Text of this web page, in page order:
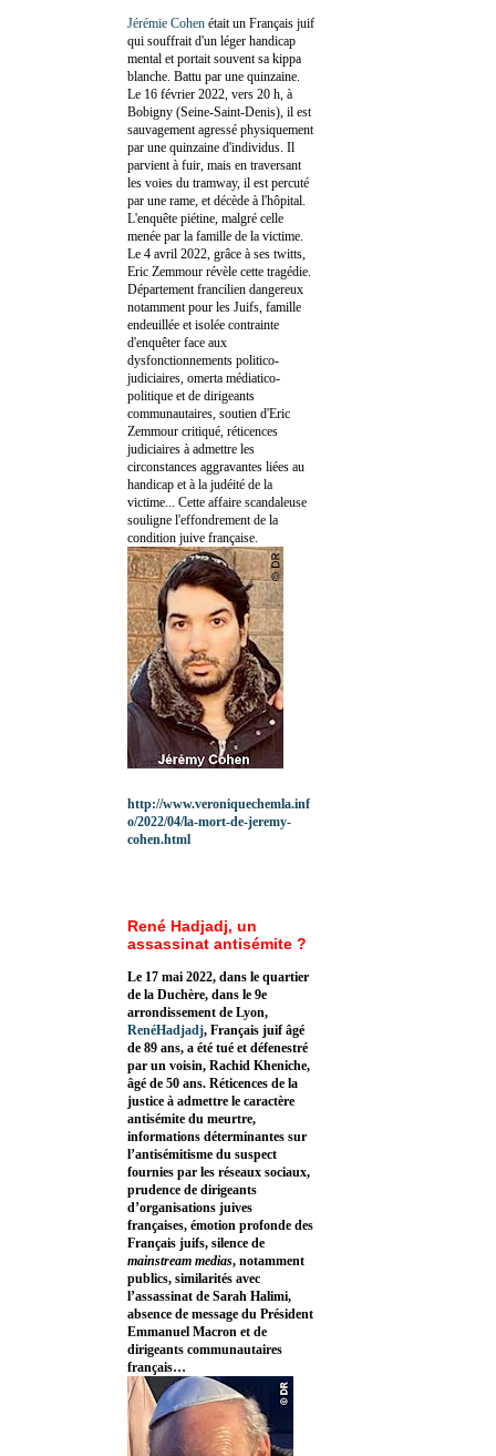
Jérémie Cohen était un Français juif
qui souffrait d'un léger handicap
mental et portait souvent sa kippa
blanche. Battu par une quinzaine.
Le 16 février 2022, vers 20 h, à
Bobigny (Seine-Saint-Denis), il est
sauvagement agressé physiquement
par une quinzaine d'individus. Il
parvient à fuir, mais en traversant
les voies du tramway, il est percuté
par une rame, et décède à l'hôpital.
L'enquête piétine, malgré celle
menée par la famille de la victime.
Le 4 avril 2022, grâce à ses twitts,
Eric Zemmour révèle cette tragédie.
Département francilien dangereux
notamment pour les Juifs, famille
endeuillée et isolée contrainte
d'enquêter face aux
dysfonctionnements politico-
judiciaires, omerta médiatico-
politique et de dirigeants
communautaires, soutien d'Eric
Zemmour critiqué, réticences
judiciaires à admettre les
circonstances aggravantes liées au
handicap et à la judéité de la
victime... Cette affaire scandaleuse
souligne l'effondrement de la
condition juive française.
http://www.veroniquechemla.inf
o/2022/04/la-mort-de-jeremy-
cohen.html
René Hadjadj, un
assassinat antisémite ?
Le 17 mai 2022, dans le quartier
de la Duchère, dans le 9e
arrondissement de Lyon,
RenéHadjadj, Français juif âgé
de 89 ans, a été tué et défenestré
par un voisin, Rachid Kheniche,
âgé de 50 ans. Réticences de la
justice à admettre le caractère
antisémite du meurtre,
informations déterminantes sur
l’antisémitisme du suspect
fournies par les réseaux sociaux,
prudence de dirigeants
d’organisations juives
françaises, émotion profonde des
Français juifs, silence de
mainstream medias, notamment
publics, similarités avec
l’assassinat de Sarah Halimi,
absence de message du Président
Emmanuel Macron et de
dirigeants communautaires
français…